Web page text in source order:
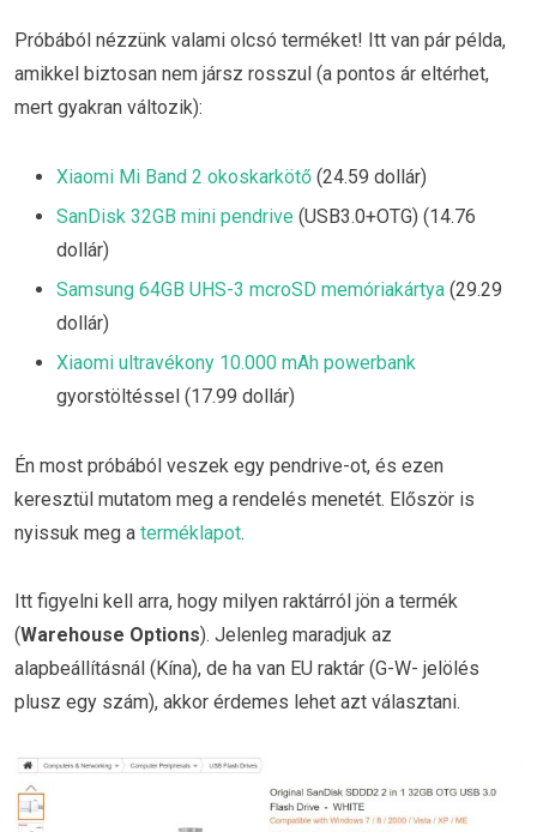
Próbából nézzünk valami olcsó terméket! Itt van pár példa,
amikkel biztosan nem jársz rosszul (a pontos ár eltérhet,
mert gyakran változik):
Xiaomi Mi Band 2 okoskarkötő (24.59 dollár)
SanDisk 32GB mini pendrive (USB3.0+OTG) (14.76
dollár)
Samsung 64GB UHS-3 mcroSD memóriakártya (29.29
dollár)
Xiaomi ultravékony 10.000 mAh powerbank
gyorstöltéssel (17.99 dollár)
Én most próbából veszek egy pendrive-ot, és ezen
keresztül mutatom meg a rendelés menetét. Először is
nyissuk meg a terméklapot.
Itt figyelni kell arra, hogy milyen raktárról jön a termék
(Warehouse Options). Jelenleg maradjuk az
alapbeállításnál (Kína), de ha van EU raktár (G-W- jelölés
plusz egy szám), akkor érdemes lehet azt választani.